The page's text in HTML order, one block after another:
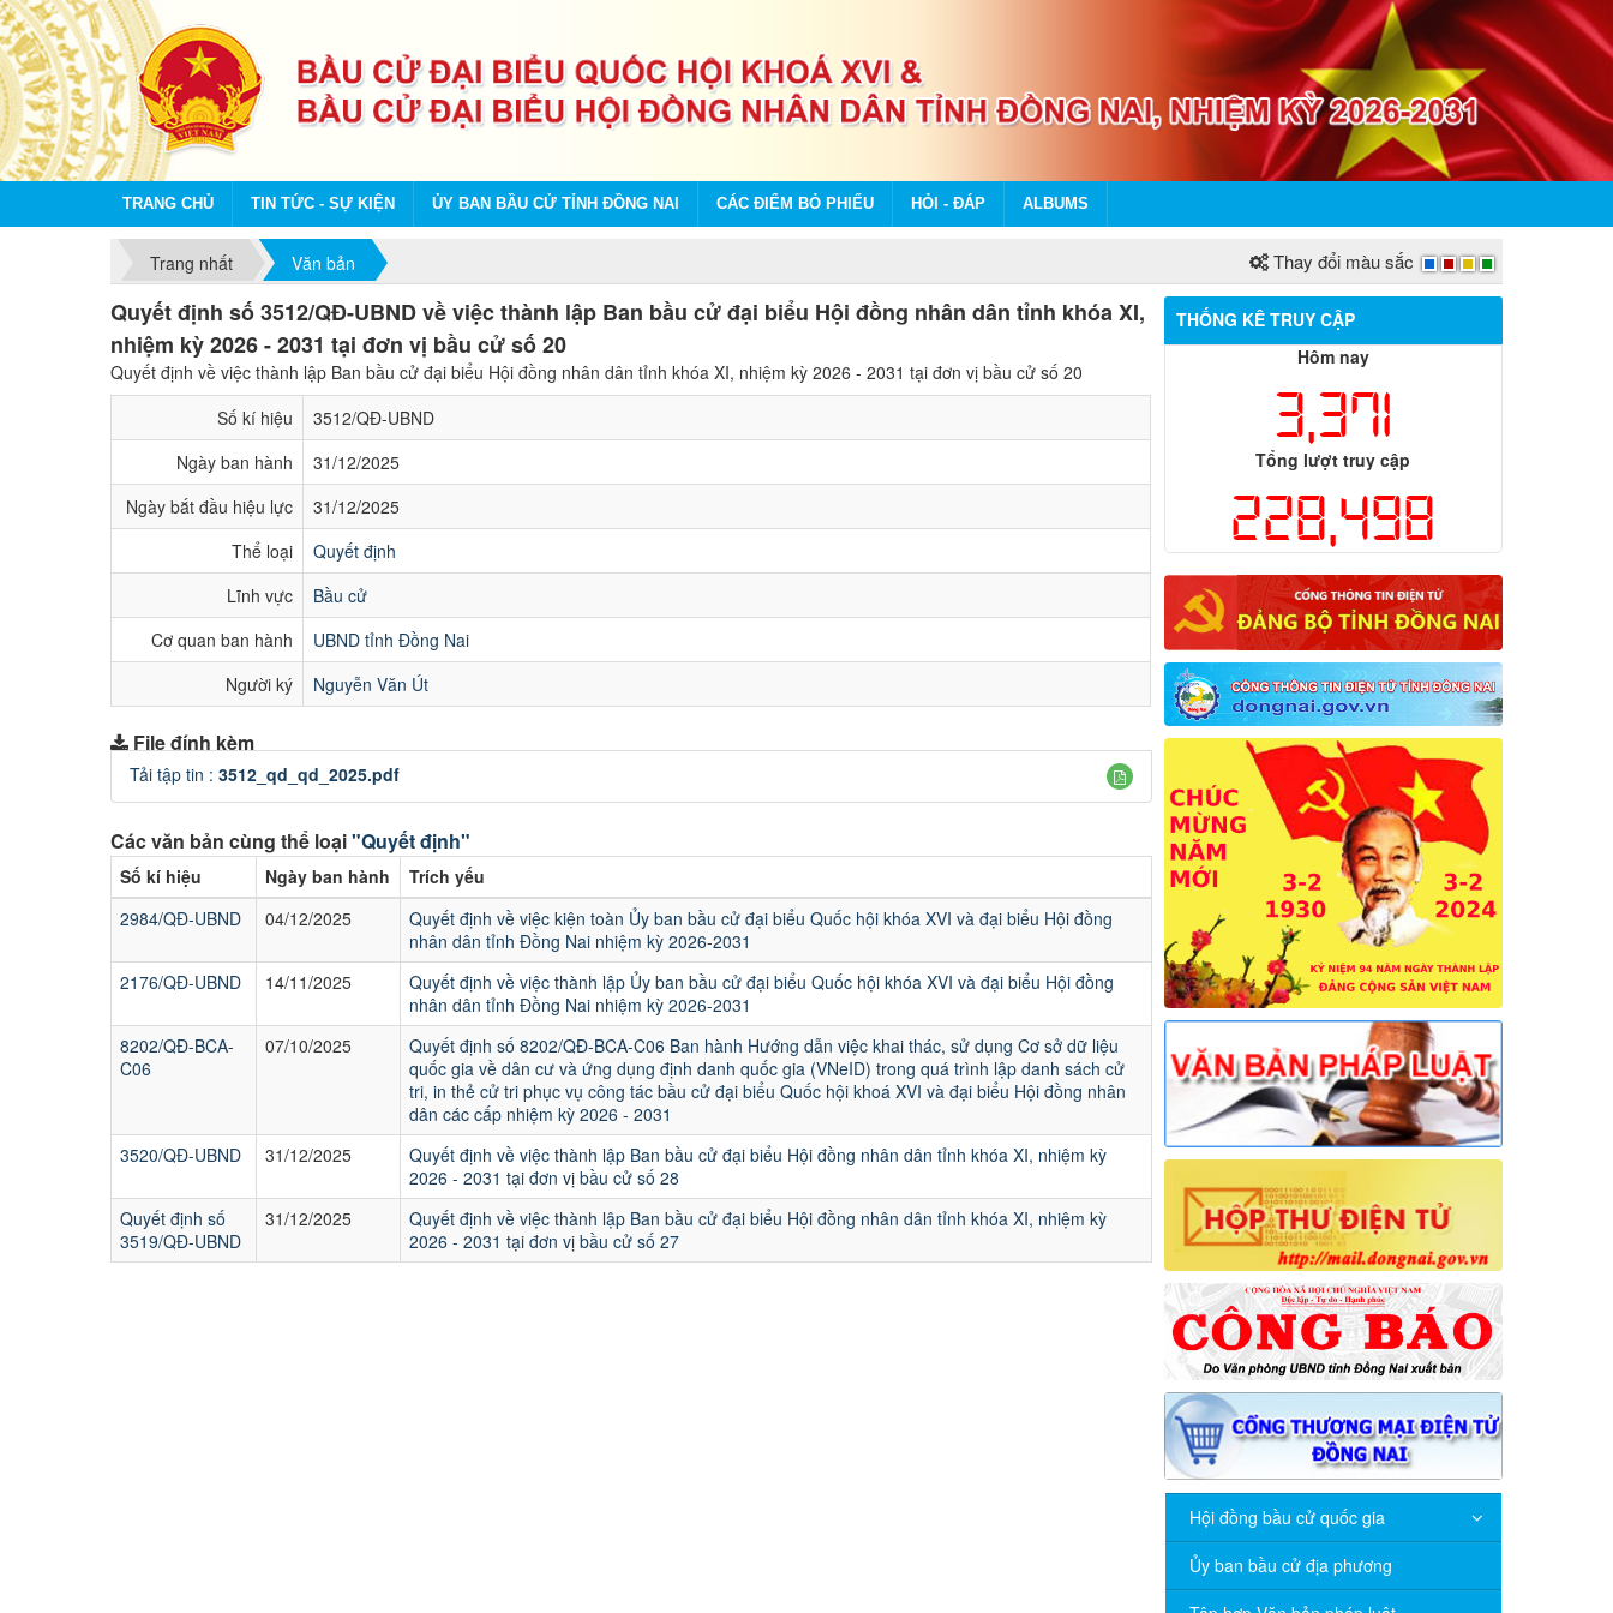
TRANG CHỦ TIN TỨC - SỰ KIỆN ỦY BAN BẦU CỬ TỈNH ĐỒNG NAI CÁC ĐIỂM BỎ PHIẾU HỎI - ĐÁP ALBUMS
Trang nhất Văn bản Thay đổi màu sắc
Quyết định số 3512/QĐ-UBND về việc thành lập Ban bầu cử đại biểu Hội đồng nhân dân tỉnh khóa XI,
nhiệm kỳ 2026 - 2031 tại đơn vị bầu cử số 20
Quyết định về việc thành lập Ban bầu cử đại biểu Hội đồng nhân dân tỉnh khóa XI, nhiệm kỳ 2026 - 2031 tại đơn vị bầu cử số 20
Số kí hiệu
3512/QĐ-UBND
Ngày ban hành
31/12/2025
Ngày bắt đầu hiệu lực
31/12/2025
Thể loại
Quyết định
Lĩnh vực
Bầu cử
Cơ quan ban hành
UBND tỉnh Đồng Nai
Người ký
Nguyễn Văn Út
File đính kèm
Tải tập tin : 3512_qd_qd_2025.pdf
Các văn bản cùng thể loại"Quyết định"
Số kí hiệu Ngày ban hành
Trích yếu
2984/QĐ-UBND
04/12/2025
Quyết định về việc kiện toàn Ủy ban bầu cử đại biểu Quốc hội khóa XVI và đại biểu Hội đồng
nhân dân tỉnh Đồng Nai nhiệm kỳ 2026-2031
2176/QĐ-UBND
14/11/2025
Quyết định về việc thành lập Ủy ban bầu cử đại biểu Quốc hội khóa XVI và đại biểu Hội đồng
nhân dân tỉnh Đồng Nai nhiệm kỳ 2026-2031
8202/QĐ-BCA-
C06
07/10/2025
Quyết định số 8202/QĐ-BCA-C06 Ban hành Hướng dẫn việc khai thác, sử dụng Cơ sở dữ liệu
quốc gia về dân cư và ứng dụng định danh quốc gia (VNeID) trong quá trình lập danh sách cử
tri, in thẻ cử tri phục vụ công tác bầu cử đại biểu Quốc hội khoá XVI và đại biểu Hội đồng nhân
dân các cấp nhiệm kỳ 2026 - 2031
3520/QĐ-UBND
31/12/2025
Quyết định về việc thành lập Ban bầu cử đại biểu Hội đồng nhân dân tỉnh khóa XI, nhiệm kỳ
2026 - 2031 tại đơn vị bầu cử số 28
Quyết định số
3519/QĐ-UBND
31/12/2025
Quyết định về việc thành lập Ban bầu cử đại biểu Hội đồng nhân dân tỉnh khóa XI, nhiệm kỳ
2026 - 2031 tại đơn vị bầu cử số 27
THỐNG KÊ TRUY CẬP
Hôm nay
3,371
Tổng lượt truy cập
228,498
Hội đồng bầu cử quốc gia
Ủy ban bầu cử địa phương